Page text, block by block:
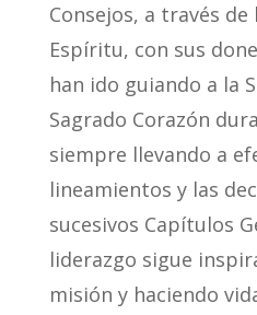
Consejos, a través de
Espíritu, con sus
han ido guiando a la
Sagrado Corazón
siempre llevando a
lineamientos y las
sucesivos Capítulos
liderazgo sigue
misión y haciendo